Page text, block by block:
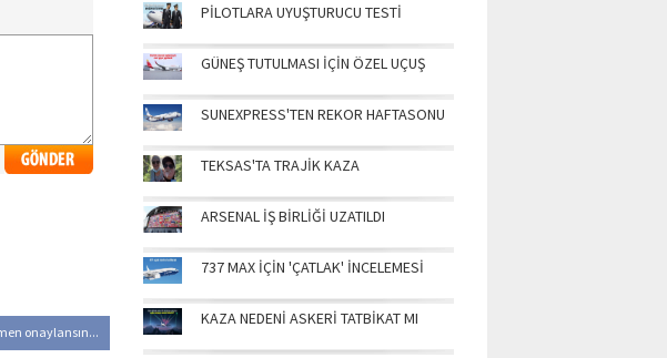
onaylansın...
PİLOTLARA UYUŞTURUCU TESTİ
GÜNEŞ TUTULMASI İÇİN ÖZEL UÇUŞ
SUNEXPRESS'TEN REKOR HAFTASONU
TEKSAS'TA TRAJİK KAZA
ARSENAL İŞ BİRLİĞİ UZATILDI
737 MAX İÇİN 'ÇATLAK' İNCELEMESİ
KAZA NEDENİ ASKERİ TATBİKAT MI